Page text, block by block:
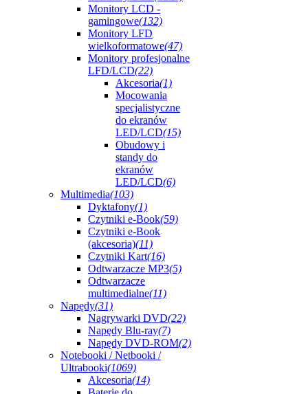
Monitory LCD -
gamingowe(132)
Monitory LFD
wielkoformatowe(47)
Monitory profesjonalne
LFD/LCD(22)
Akcesoria(1)
Mocowania
specjalistyczne
do ekranów
LED/LCD(15)
Obudowy i
standy do
ekranów
LED/LCD(6)
Multimedia(103)
Dyktafony(1)
Czytniki e-Book(59)
Czytniki e-Book
(akcesoria)(11)
Czytniki Kart(16)
Odtwarzacze MP3(5)
Odtwarzacze
multimedialne(11)
Napędy(31)
Nagrywarki DVD(22)
Napędy Blu-ray(7)
Napędy DVD-ROM(2)
Notebooki / Netbooki /
Ultrabooki(1069)
Akcesoria(14)